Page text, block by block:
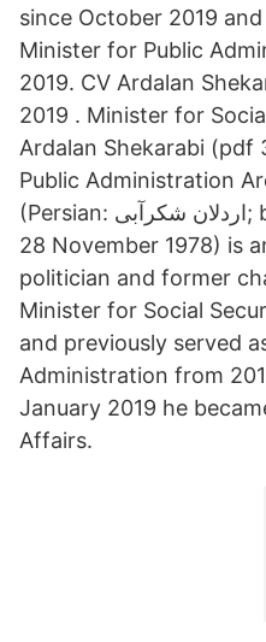
since October 2019
Minister for Public
2019. CV Ardalan
2019 . Minister for
Ardalan Shekarabi
Public Administration
(Persian: اردلان شکرآبی‎; born in Manchester, UK,
28 November 1978) is
politician and former
Minister for Social
and previously served
Administration from
January 2019 he
Affairs.